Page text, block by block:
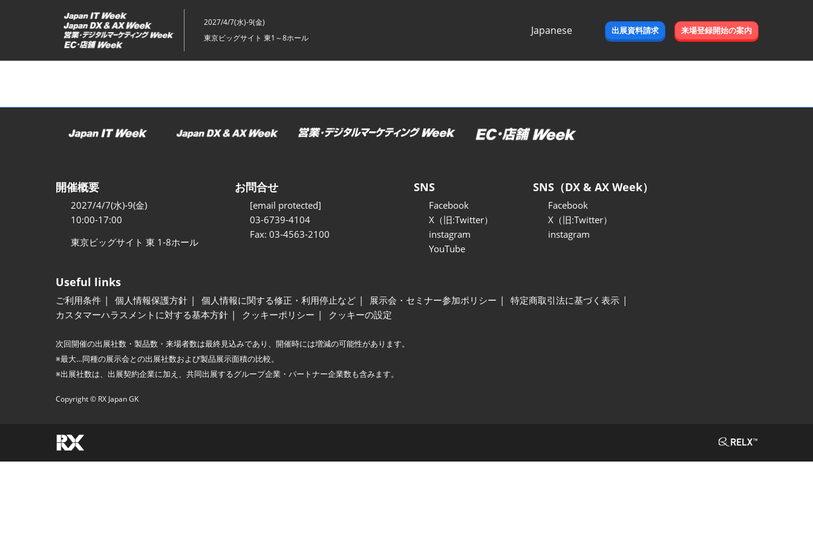
ッ
2027/4/7(水)-9(金)
東京ビッグサイト 東1～8ホール
Japanese
出展資料請求 来場登録開始の案内
開催概要
2027/4/7(水)-9(金)
10:00-17:00
東京ビッグサイト 東 1-8ホール
お問合せ
[email protected]
03-6739-4104
Fax: 03-4563-2100
SNS
Facebook
X（旧:Twitter）
instagram
YouTube
SNS（DX & AX Week）
Facebook
X（旧:Twitter）
instagram
Useful links
ご利用条件 個人情報保護方針 個人情報に関する修正・利用停止など 展示会・セミナー参加ポリシー
特定商取引法に基づく表示
カスタマーハラスメントに対する基本方針
クッキーポリシー クッキーの設定
次回開催の出展社数・製品数・来場者数は最終見込みであり、開催時には増減の可能性があります。
※最大…同種の展示会との出展社数および製品展示面積の比較。
※出展社数は、出展契約企業に加え、共同出展するグループ企業・パートナー企業数も含みます。
Copyright © RX Japan GK